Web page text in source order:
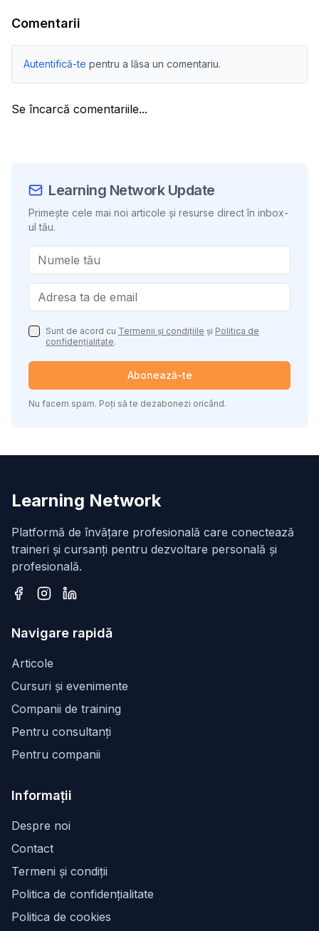
Comentarii
Autentifică-te pentru a lăsa un comentariu.
Se încarcă comentariile...
Learning Network Update
Primește cele mai noi articole și resurse direct în inbox-
ul tău.
Sunt de acord cu Termenii și condițiile și Politica de
confidențialitate.
Abonează-te
Nu facem spam. Poți să te dezabonezi oricând.
Learning Network
Platformă de învățare profesională care conectează
traineri și cursanți pentru dezvoltare personală și
profesională.
Navigare rapidă
Articole
Cursuri și evenimente
Companii de training
Pentru consultanți
Pentru companii
Informații
Despre noi
Contact
Termeni și condiții
Politica de confidențialitate
Politica de cookies